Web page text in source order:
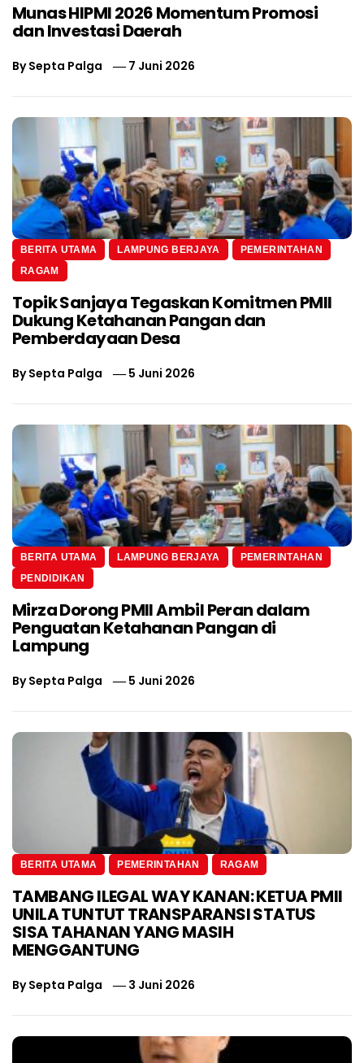
Munas HIPMI 2026 Momentum Promosi
dan Investasi Daerah
BySepta Palga 7 Juni 2026
BERITA UTAMA LAMPUNG BERJAYA
PEMERINTAHAN
RAGAM
Topik Sanjaya Tegaskan Komitmen PMII
Dukung Ketahanan Pangan dan
Pemberdayaan Desa
BySepta Palga 5 Juni 2026
BERITA UTAMA LAMPUNG BERJAYA
PEMERINTAHAN
PENDIDIKAN
Mirza Dorong PMII Ambil Peran dalam
Penguatan Ketahanan Pangan di
Lampung
BySepta Palga 5 Juni 2026
BERITA UTAMA PEMERINTAHAN RAGAM
TAMBANG ILEGAL WAY KANAN: KETUA PMII
UNILA TUNTUT TRANSPARANSI STATUS
SISA TAHANAN YANG MASIH
MENGGANTUNG
BySepta Palga 3 Juni 2026